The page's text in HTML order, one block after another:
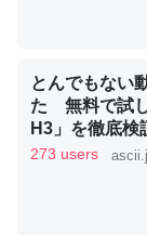
─GPTの仕組み
昆虫ってカル
コオロギのカ
─ニュース :: 【
とんでもない
た 無料で試
H3」を徹底検
273 users